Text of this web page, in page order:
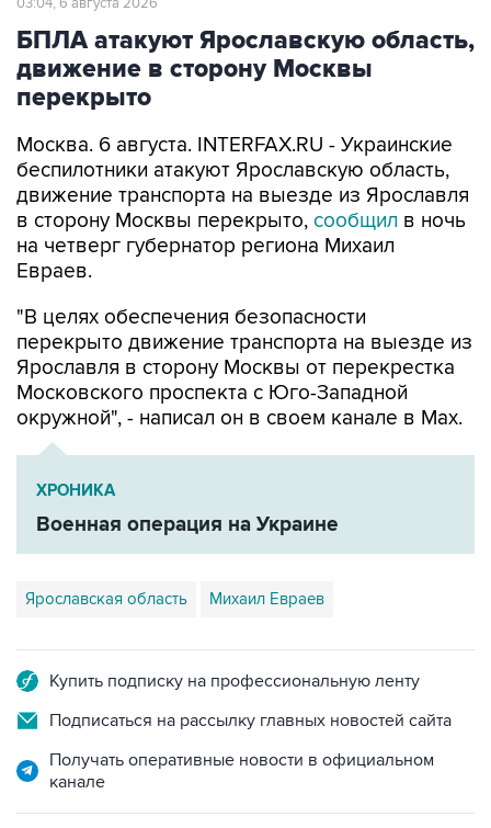
БПЛА атакуют Ярославскую область,
движение в сторону Москвы
перекрыто
Москва. 6 августа. INTERFAX.RU - Украинские
беспилотники атакуют Ярославскую область,
движение транспорта на выезде из Ярославля
в сторону Москвы перекрыто, сообщил в ночь
на четверг губернатор региона Михаил
Евраев.
"В целях обеспечения безопасности
перекрыто движение транспорта на выезде из
Ярославля в сторону Москвы от перекрестка
Московского проспекта с Юго-Западной
окружной", - написал он в своем канале в Мах.
ХРОНИКА
Военная операция на Украине
Ярославская область Михаил Евраев
Купить подписку на профессиональную ленту
Подписаться на рассылку главных новостей сайта
Получать оперативные новости в официальном
канале